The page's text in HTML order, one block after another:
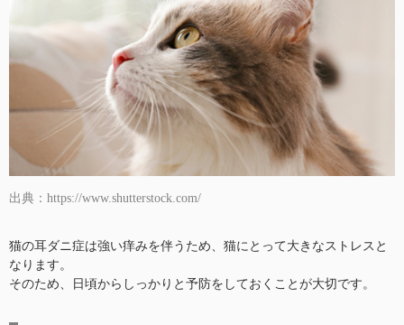
出典：https://www.shutterstock.com/
猫の耳ダニ症は強い痒みを伴うため、猫にとって大きなストレスと
なります。
そのため、日頃からしっかりと予防をしておくことが大切です。